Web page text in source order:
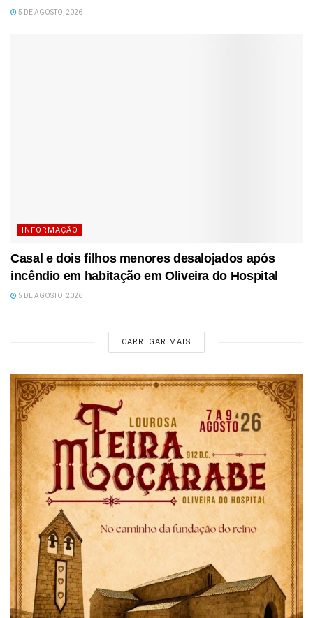
5 DE AGOSTO, 2026
INFORMAÇÃO
Casal e dois filhos menores desalojados após
incêndio em habitação em Oliveira do Hospital
5 DE AGOSTO, 2026
CARREGAR MAIS